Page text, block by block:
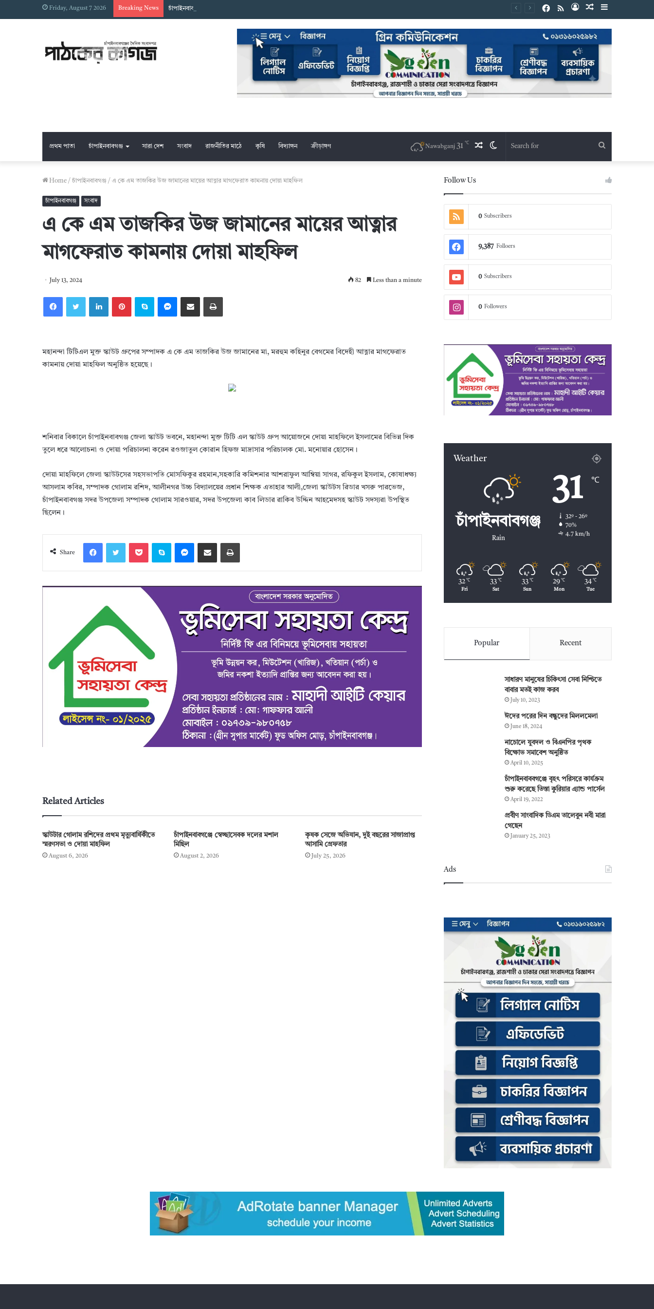
Friday, August 7 2026 Breaking News চাঁপাইনবাবগঞ্জে স্বেচ্ছাসেবক দলের মশাল মিছিল Sidebar
Random
Log
RSS
Facebook
প্রথম পাতা চাঁপাইনবাবগঞ্জ সারা দেশ সংবাদ রাজনীতির মাঠে কৃষি বিদ্যাঙ্গন ক্রীড়াঙ্গণ Switch
Random
Nawabganj 31 ℃
Home / চাঁপাইনবাবগঞ্জ / এ কে এম তাজকির উজ জামানের মায়ের আত্নার মাগফেরাত কামনায় দোয়া মাহফিল
চাঁপাইনবাবগঞ্জ সংবাদ
এ কে এম তাজকির উজ জামানের মায়ের আত্নার
মাগফেরাত কামনায় দোয়া মাহফিল
July 13, 2024 82 Less than a minute
FacebookTwitter LinkedInPinterestSkype MessengerShare via Email Print
মহানন্দা টিটিএল মুক্ত স্কাউট গ্রুপের সম্পাদক এ কে এম তাজকির উজ জামানের মা, মরহুম কহিনুর বেগমের বিদেহী আত্নার মাগফেরাত
কামনায় দোয়া মাহফিল অনুষ্ঠিত হয়েছে।
শনিবার বিকালে চাঁপাইনবাবগঞ্জ জেলা স্কাউট ভবনে, মহানন্দা মুক্ত টিটি এল স্কাউট গ্রুপ আয়োজনে দোয়া মাহফিলে ইসলামের বিভিন্ন দিক
তুলে ধরে আলোচনা ও দোয়া পরিচালনা করেন রওজাতুল কোরান হিফজ মাদ্রাসার পরিচালক মো. মনোয়ার হোসেন।
দোয়া মাহফিলে জেলা স্কাউটসের সহসভাপতি মোসফিকুর রহমান,সহকারি কমিশনার আশরাফুল আম্বিয়া সাগর, রফিকুল ইসলাম, কোষাধক্ষ্য
আসলাম কবির, সম্পাদক গোলাম রশিদ, আলীনগর উচ্চ বিদ্যালয়ের প্রধান শিক্ষক এতাহার আলী,জেলা স্কাউটস রিডার খসরু পারভেজ,
চাঁপাইনবাবগঞ্জ সদর উপজেলা সম্পাদক গোলাম সারওয়ার, সদর উপজেলা কাব লিডার রাকিব উদ্দিন আহমেদসহ স্কাউট সদস্যরা উপস্থিত
ছিলেন।
Share
FacebookTwitter Pocket Skype MessengerShare via Email Print
Related Articles
স্কাউটার গোলাম রশিদের প্রথম মৃত্যুবার্ষিকীতে
স্মরণসভা ও দোয়া মাহফিল
August 6, 2026
চাঁপাইনবাবগঞ্জে স্বেচ্ছাসেবক দলের মশাল
মিছিল
August 2, 2026
কৃষক সেজে অভিযান, দুই বছরের সাজাপ্রাপ্ত
আসামি গ্রেফতার
July 25, 2026
Follow Us
0 Subscribers
9,387 Folloers
0 Subscribers
0 Followers
Weather
চাঁপাইনবাবগঞ্জ
Rain
31 ℃
32º - 26º
70%
4.7 km/h
32 ℃
Fri
33 ℃
Sat
33 ℃
Sun
29 ℃
Mon
34 ℃
Tue
Popular Recent
সাধারণ মানুষের চিকিৎসা সেবা নিশ্চিতে
বাবার মতই কাজ করব
July 10, 2023
ঈদের পরের দিন বন্ধুদের মিললমেলা
June 18, 2024
নাচোলে যুবদল ও বিএনপির পৃথক
বিক্ষোভ সমাবেশ অনুষ্ঠিত
April 10, 2025
চাঁপাইনবাববগঞ্জে বৃহৎ পরিসরে কার্যক্রম
শুরু করেছে তিস্তা কুরিয়ার এ্যান্ড পার্সেল
April 19, 2022
প্রবীণ সাংবাদিক ডিএম তালেবুন নবী মারা
গেছেন
January 25, 2023
Ads